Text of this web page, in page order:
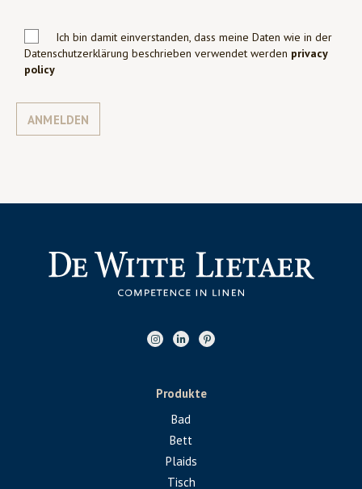
Ich bin damit einverstanden, dass meine Daten wie in der
Datenschutzerklärung beschrieben verwendet werden privacy
policy
ANMELDEN
Produkte
Bad
Bett
Plaids
Tisch